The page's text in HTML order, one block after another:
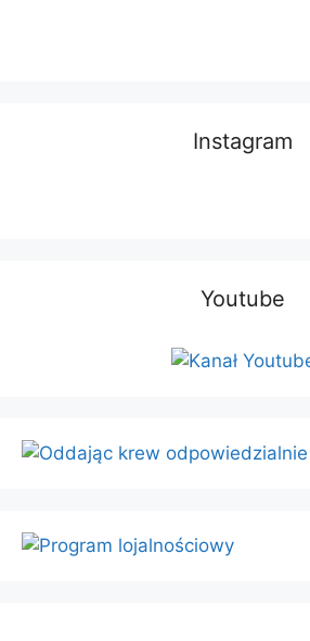
Instagram
Youtube